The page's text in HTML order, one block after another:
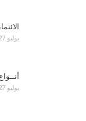
يوليو 27, 2026
يوليو 27, 2026